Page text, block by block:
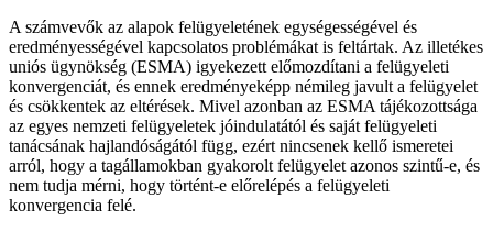
A számvevők az alapok felügyeletének egységességével és
eredményességével kapcsolatos problémákat is feltártak. Az illetékes
uniós ügynökség (ESMA) igyekezett előmozdítani a felügyeleti
konvergenciát, és ennek eredményeképp némileg javult a felügyelet
és csökkentek az eltérések. Mivel azonban az ESMA tájékozottsága
az egyes nemzeti felügyeletek jóindulatától és saját felügyeleti
tanácsának hajlandóságától függ, ezért nincsenek kellő ismeretei
arról, hogy a tagállamokban gyakorolt felügyelet azonos szintű-e, és
nem tudja mérni, hogy történt-e előrelépés a felügyeleti
konvergencia felé.